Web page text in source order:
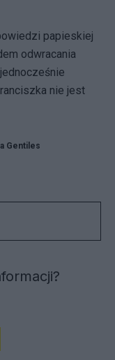
papieskiej
odwracania
nie jest
Gentiles